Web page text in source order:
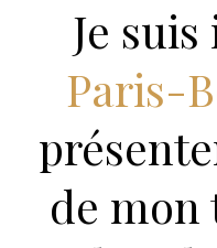
Je
Paris-
de mon